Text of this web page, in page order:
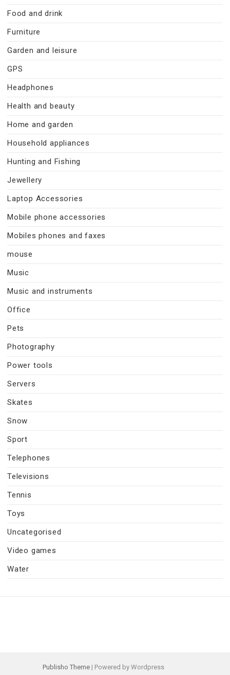
Food and drink
Furniture
Garden and leisure
GPS
Headphones
Health and beauty
Home and garden
Household appliances
Hunting and Fishing
Jewellery
Laptop Accessories
Mobile phone accessories
Mobiles phones and faxes
mouse
Music
Music and instruments
Office
Pets
Photography
Power tools
Servers
Skates
Snow
Sport
Telephones
Televisions
Tennis
Toys
Uncategorised
Video games
Water
Publisho Theme | Powered by Wordpress